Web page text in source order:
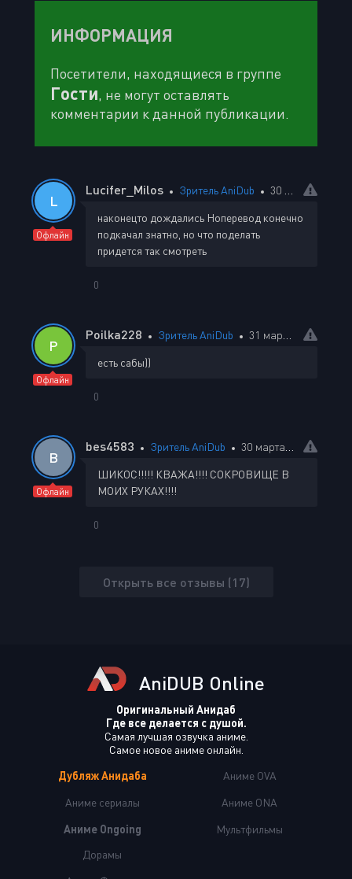
ИНФОРМАЦИЯ
Посетители, находящиеся в группе
Гости, не могут оставлять
комментарии к данной публикации.
L
Офлайн
Lucifer_Milos Зритель AniDub 30 марта 2024 19:48
наконецто дождались Ноперевод конечно
подкачал знатно, но что поделать
придется так смотреть
0
P
Офлайн
Poilka228 Зритель AniDub 31 марта 2024 00:10
есть сабы))
0
B
Офлайн
bes4583 Зритель AniDub 30 марта 2024 21:14
ШИКОС!!!!! КВАЖА!!!! СОКРОВИЩЕ В
МОИХ РУКАХ!!!!
0
Открыть все отзывы (17)
AniDUB Online
Оригинальный Анидаб
Где все делается с душой.
Самая лучшая озвучка аниме.
Самое новое аниме онлайн.
Дубляж Анидаба
Аниме сериалы
Аниме Ongoing
Аниме OVA
Аниме ONA
Мультфильмы
Дорамы